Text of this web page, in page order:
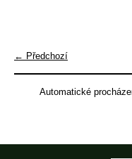
← Předchozí
Automatické